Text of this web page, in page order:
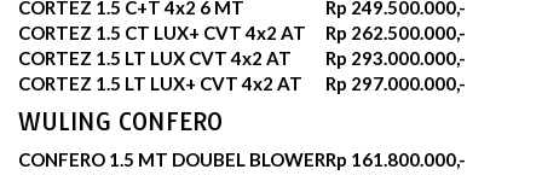
CORTEZ 1.5 C+T 4x2 6 MT
Rp 249.500.000,-
CORTEZ 1.5 CT LUX+ CVT 4x2 AT
Rp 262.500.000,-
CORTEZ 1.5 LT LUX CVT 4x2 AT
Rp 293.000.000,-
CORTEZ 1.5 LT LUX+ CVT 4x2 AT
Rp 297.000.000,-
WULING CONFERO
CONFERO 1.5 MT DOUBEL BLOWERRp 161.800.000,-